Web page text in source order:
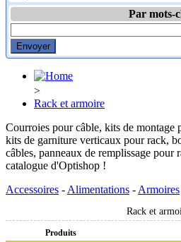
Par mots-
>
Rack et armoire
Courroies pour câble, kits de montage
kits de garniture verticaux pour rack,
câbles, panneaux de remplissage pour
catalogue d'Optishop !
Accessoires - Alimentations - Armoires
Rack et
Produits